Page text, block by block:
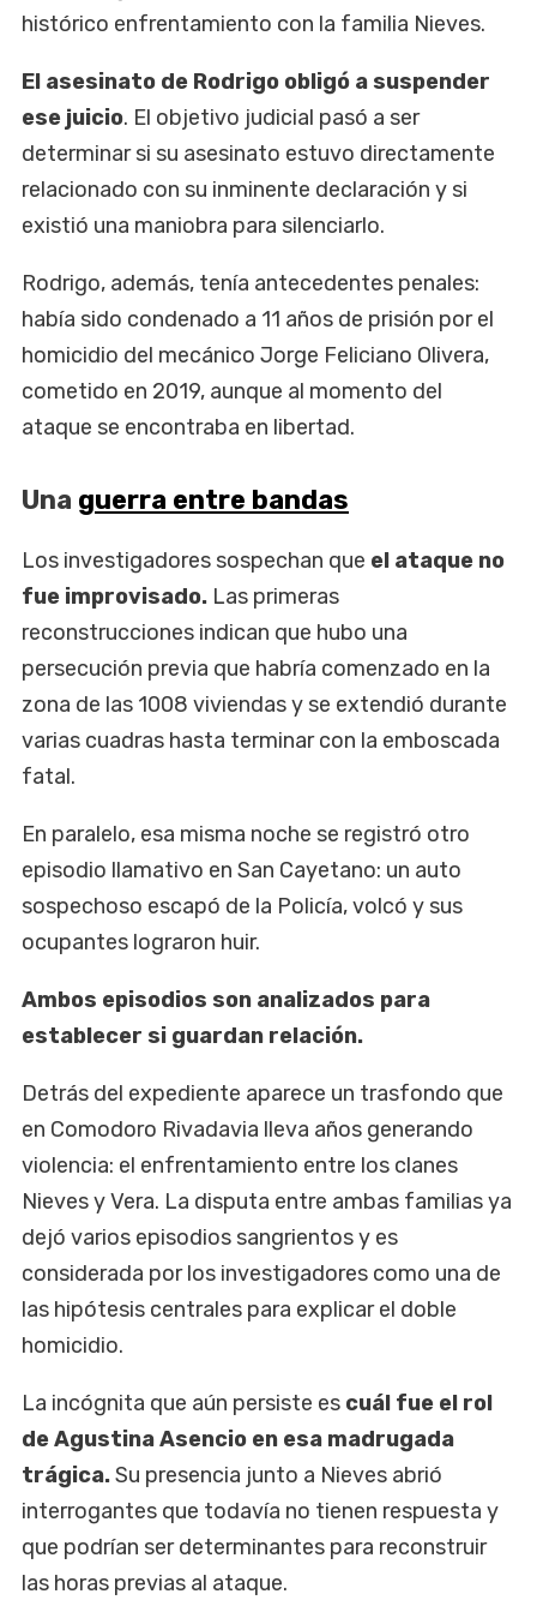
histórico enfrentamiento con la familia Nieves.
El asesinato de Rodrigo obligó a suspender
ese juicio. El objetivo judicial pasó a ser
determinar si su asesinato estuvo directamente
relacionado con su inminente declaración y si
existió una maniobra para silenciarlo.
Rodrigo, además, tenía antecedentes penales:
había sido condenado a 11 años de prisión por el
homicidio del mecánico Jorge Feliciano Olivera,
cometido en 2019, aunque al momento del
ataque se encontraba en libertad.
Una guerra entre bandas
Los investigadores sospechan que el ataque no
fue improvisado. Las primeras
reconstrucciones indican que hubo una
persecución previa que habría comenzado en la
zona de las 1008 viviendas y se extendió durante
varias cuadras hasta terminar con la emboscada
fatal.
En paralelo, esa misma noche se registró otro
episodio llamativo en San Cayetano: un auto
sospechoso escapó de la Policía, volcó y sus
ocupantes lograron huir.
Ambos episodios son analizados para
establecer si guardan relación.
Detrás del expediente aparece un trasfondo que
en Comodoro Rivadavia lleva años generando
violencia: el enfrentamiento entre los clanes
Nieves y Vera. La disputa entre ambas familias ya
dejó varios episodios sangrientos y es
considerada por los investigadores como una de
las hipótesis centrales para explicar el doble
homicidio.
La incógnita que aún persiste es cuál fue el rol
de Agustina Asencio en esa madrugada
trágica.Su presencia junto a Nieves abrió
interrogantes que todavía no tienen respuesta y
que podrían ser determinantes para reconstruir
las horas previas al ataque.